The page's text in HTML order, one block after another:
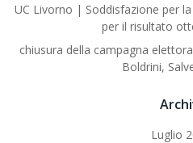
UC Livorno | Soddisfazione per
per il risultato
chiusura della campagna
Boldrini,
Luglio